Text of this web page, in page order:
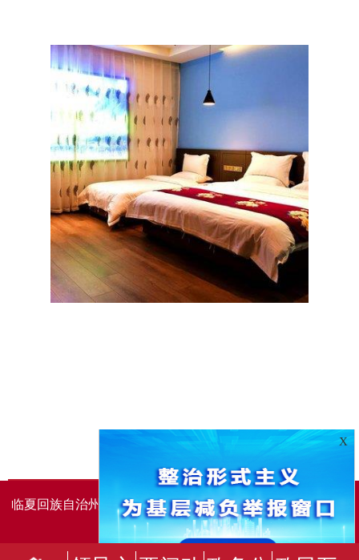
临夏回族自治州人民政府办公室主办 临夏回族自治州人民政
府信息中心承办
X